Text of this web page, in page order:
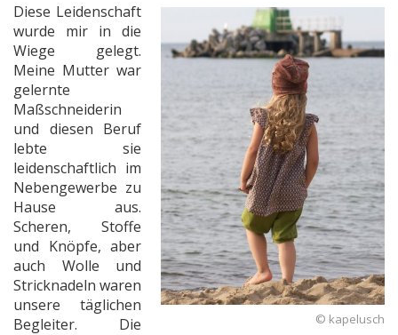
© kapelusch
Diese Leidenschaft
wurde mir in die
Wiege gelegt.
Meine Mutter war
gelernte
Maßschneiderin
und diesen Beruf
lebte sie
leidenschaftlich im
Nebengewerbe zu
Hause aus.
Scheren, Stoffe
und Knöpfe, aber
auch Wolle und
Stricknadeln waren
unsere täglichen
Begleiter. Die